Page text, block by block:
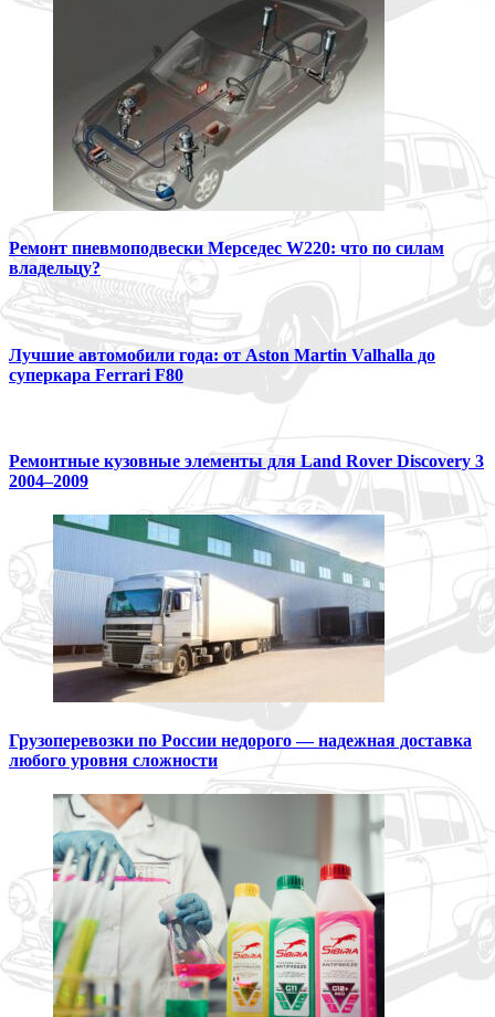
Ремонт пневмоподвески Мерседес W220: что по силам
владельцу?
Лучшие автомобили года: от Aston Martin Valhalla до
суперкара Ferrari F80
Ремонтные кузовные элементы для Land Rover Discovery 3
2004–2009
Грузоперевозки по России недорого — надежная доставка
любого уровня сложности